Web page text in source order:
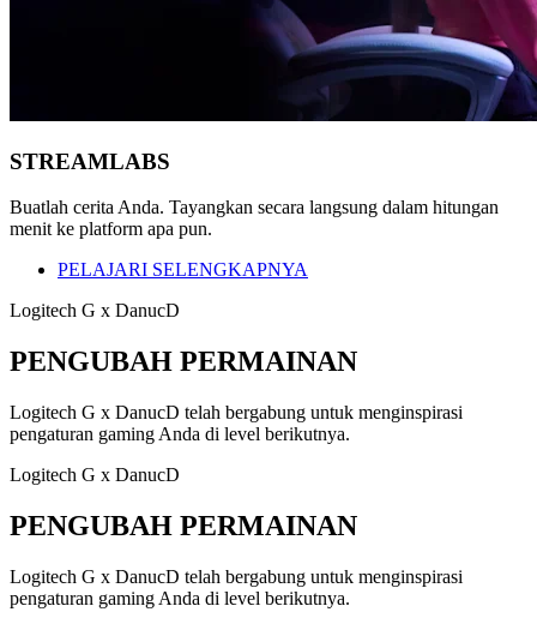
STREAMLABS
Buatlah cerita Anda. Tayangkan secara langsung dalam hitungan
menit ke platform apa pun.
PELAJARI SELENGKAPNYA
Logitech G x DanucD
PENGUBAH PERMAINAN
Logitech G x DanucD telah bergabung untuk menginspirasi
pengaturan gaming Anda di level berikutnya.
Logitech G x DanucD
PENGUBAH PERMAINAN
Logitech G x DanucD telah bergabung untuk menginspirasi
pengaturan gaming Anda di level berikutnya.